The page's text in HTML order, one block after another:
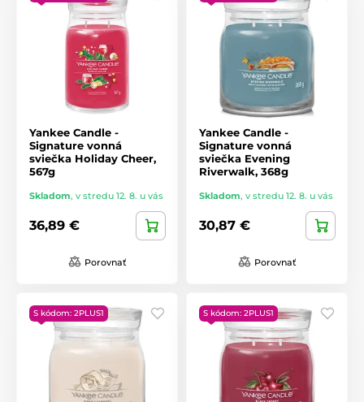
Yankee Candle -
Signature vonná
sviečka Holiday Cheer,
567g
Skladom, v stredu 12. 8. u vás
36,89 €
Porovnať
Yankee Candle -
Signature vonná
sviečka Evening
Riverwalk, 368g
Skladom, v stredu 12. 8. u vás
30,87 €
Porovnať
S kódom: 2PLUS1 S kódom: 2PLUS1